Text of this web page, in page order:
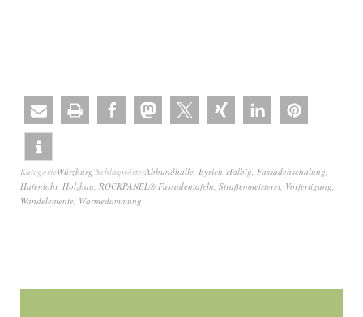
KategorieWürzburg SchlagwörterAbbundhalle, Eyrich-Halbig, Fassadenschalung,
Hafenlohr, Holzbau, ROCKPANEL® Fassadentafeln, Straßenmeisterei, Vorfertigung,
Wandelemente, Wärmedämmung